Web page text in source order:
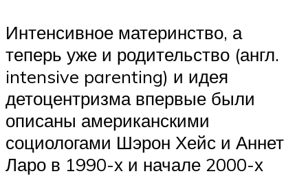
Интенсивное материнство, а
теперь уже и родительство (англ.
intensive parenting) и идея
детоцентризма впервые были
описаны американскими
социологами Шэрон Хейс и Аннет
Ларо в 1990-х и начале 2000-х